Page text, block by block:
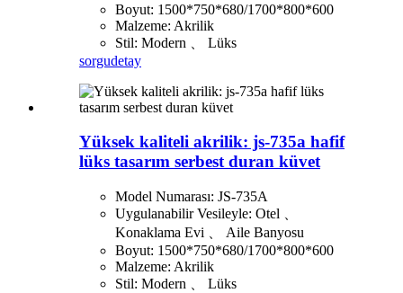
Boyut: 1500*750*680/1700*800*600
Malzeme: Akrilik
Stil: Modern 、 Lüks
sorgudetay
Yüksek kaliteli akrilik: js-735a hafif
lüks tasarım serbest duran küvet
Model Numarası: JS-735A
Uygulanabilir Vesileyle: Otel 、
Konaklama Evi 、 Aile Banyosu
Boyut: 1500*750*680/1700*800*600
Malzeme: Akrilik
Stil: Modern 、 Lüks